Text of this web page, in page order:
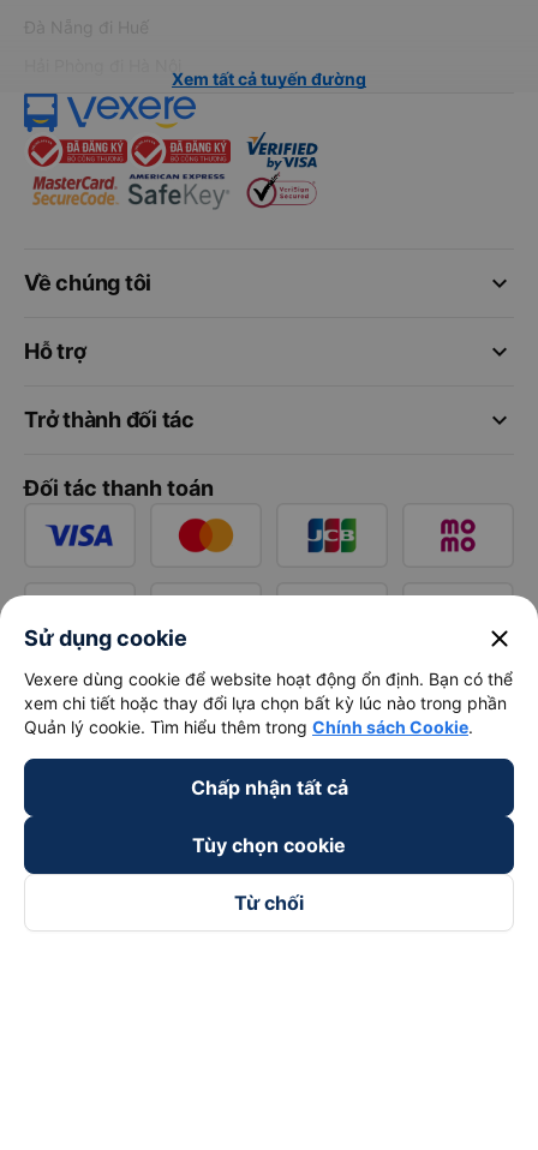
Đà Nẵng đi Huế
Xem tất cả tuyến đường
keyboard_arrow_down
Về chúng tôi
keyboard_arrow_down
Hỗ trợ
keyboard_arrow_down
Trở thành đối tác
Đối tác thanh toán
Sử dụng cookie close
Vexere dùng cookie để website hoạt động ổn định. Bạn có thể
xem chi tiết hoặc thay đổi lựa chọn bất kỳ lúc nào trong phần
Quản lý cookie. Tìm hiểu thêm trong Chính sách Cookie.
Chấp nhận tất cả
Tùy chọn cookie
Từ chối